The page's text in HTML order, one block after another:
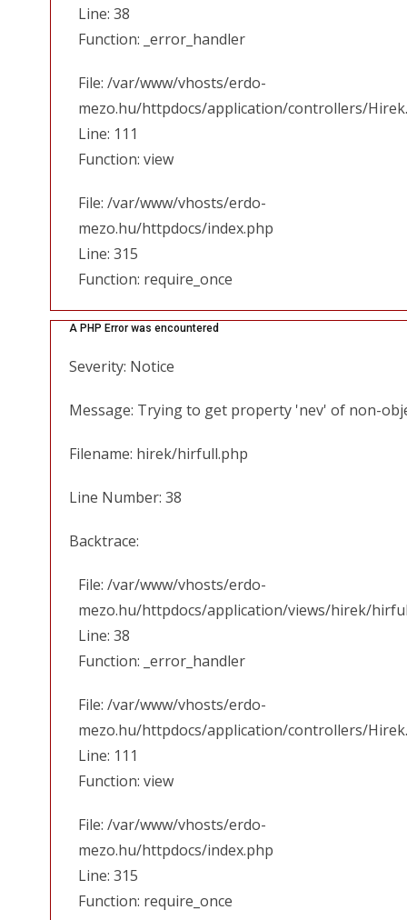
Line: 38
Function: _error_handler
File: /var/www/vhosts/erdo-
mezo.hu/httpdocs/application/controllers/
Line: 111
Function: view
File: /var/www/vhosts/erdo-
mezo.hu/httpdocs/index.php
Line: 315
Function: require_once
A PHP Error was encountered
Severity: Notice
Message: Trying to get property 'nev' of non-
Filename: hirek/hirfull.php
Line Number: 38
Backtrace:
File: /var/www/vhosts/erdo-
mezo.hu/httpdocs/application/views/hirek/
Line: 38
Function: _error_handler
File: /var/www/vhosts/erdo-
mezo.hu/httpdocs/application/controllers/
Line: 111
Function: view
File: /var/www/vhosts/erdo-
mezo.hu/httpdocs/index.php
Line: 315
Function: require_once